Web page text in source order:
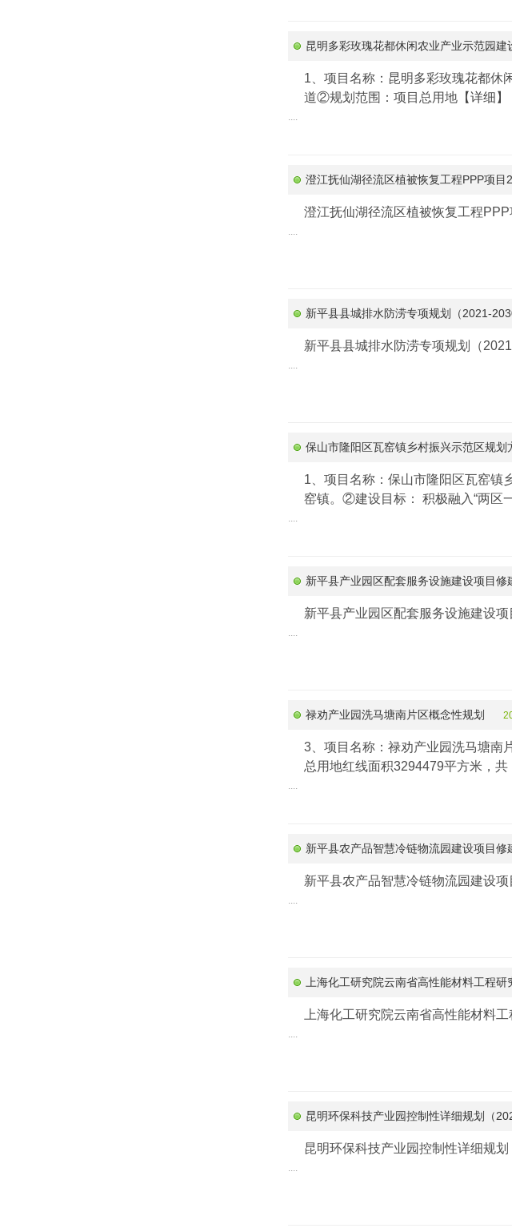
昆明多彩玫瑰花都休闲农业产业示范园建
1、项目名称：昆明多彩玫瑰花都
道②规划范围：项目总用地【详细】
....
澄江抚仙湖径流区植被恢复工程PPP项目
澄江抚仙湖径流区植被恢复工程
....
新平县县城排水防涝专项规划（2021-
新平县县城排水防涝专项规划（
....
保山市隆阳区瓦窑镇乡村振兴示范区规划
1、项目名称：保山市隆阳区瓦窑
窑镇。②建设目标： 积极融入“两区
....
新平县产业园区配套服务设施建设项目修
新平县产业园区配套服务设施建设项
....
禄劝产业园洗马塘南片区概念性规划
3、项目名称：禄劝产业园洗马塘
总用地红线面积3294479平方米，共
....
新平县农产品智慧冷链物流园建设项目修
新平县农产品智慧冷链物流园建设项
....
上海化工研究院云南省高性能材料工程
上海化工研究院云南省高性能材料
....
昆明环保科技产业园控制性详细规划（
昆明环保科技产业园控制性详细规划
....